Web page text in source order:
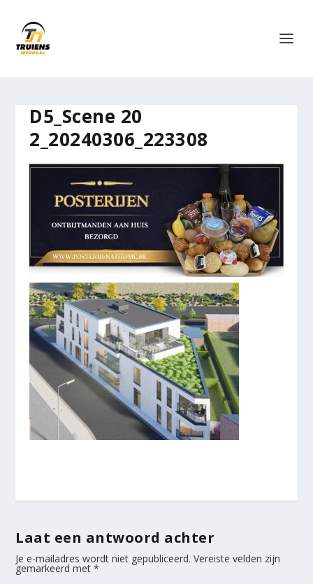
D5_Scene 20
2_20240306_223308
Laat een antwoord achter
Je e-mailadres wordt niet gepubliceerd. Vereiste velden zijn
gemarkeerd met*